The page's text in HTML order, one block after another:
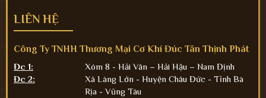
LIÊN HỆ
Công Ty TNHH Thương Mại Cơ Khí Đúc Tân Thịnh Phát
Đc 1:
Xóm 8 - Hải Vân – Hải Hậu – Nam Định
Đc 2:
Xã Làng Lớn - Huyện Châu Đức - Tỉnh Bà
Rịa - Vũng Tàu